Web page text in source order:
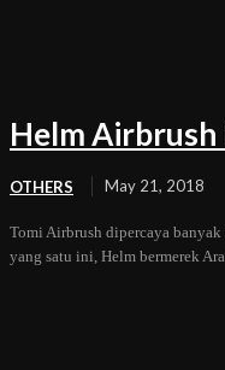
Helm
OTHERS May 21, 2018
Tomi Airbrush dipercaya
yang satu ini, Helm bermerek